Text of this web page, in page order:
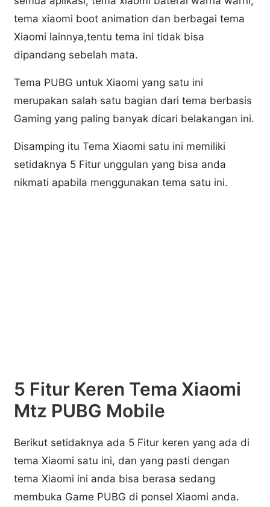
tema xiaomi boot animation dan berbagai tema
Xiaomi lainnya,tentu tema ini tidak bisa
dipandang sebelah mata.
Tema PUBG untuk Xiaomi yang satu ini
merupakan salah satu bagian dari tema berbasis
Gaming yang paling banyak dicari belakangan ini.
Disamping itu Tema Xiaomi satu ini memiliki
setidaknya 5 Fitur unggulan yang bisa anda
nikmati apabila menggunakan tema satu ini.
5 Fitur Keren Tema Xiaomi
Mtz PUBG Mobile
Berikut setidaknya ada 5 Fitur keren yang ada di
tema Xiaomi satu ini, dan yang pasti dengan
tema Xiaomi ini anda bisa berasa sedang
membuka Game PUBG di ponsel Xiaomi anda.